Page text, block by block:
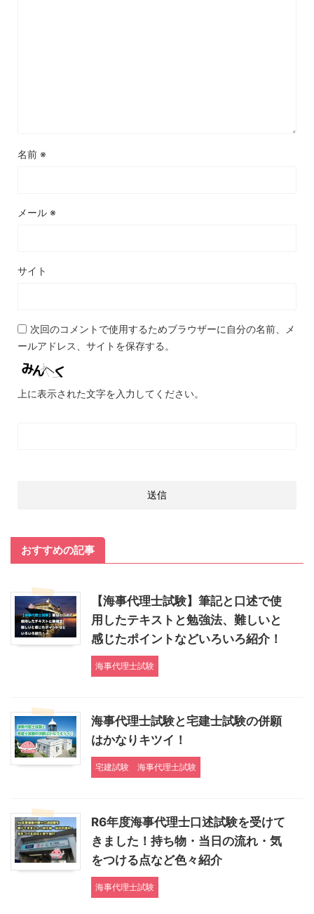
名前 ※
メール ※
サイト
次回のコメントで使用するためブラウザーに自分の名前、メ
ールアドレス、サイトを保存する。
上に表示された文字を入力してください。
おすすめの記事
【海事代理士試験】筆記と口述で使
用したテキストと勉強法、難しいと
感じたポイントなどいろいろ紹介！
海事代理士試験
海事代理士試験と宅建士試験の併願
はかなりキツイ！
宅建試験 海事代理士試験
R6年度海事代理士口述試験を受けて
きました！持ち物・当日の流れ・気
をつける点など色々紹介
海事代理士試験